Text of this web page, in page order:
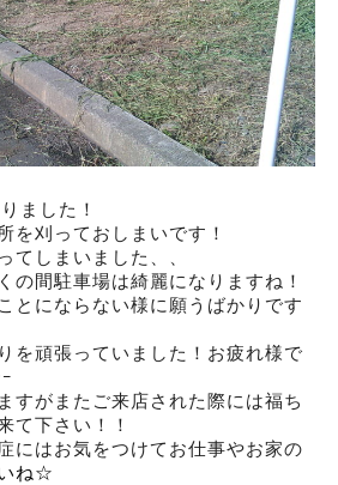
ました！
を刈っておしまいです！
てしまいました、、
の間駐車場は綺麗になりますね！
とにならない様に願うばかりです
を頑張っていました！お疲れ様で
すがまたご来店された際には福ち
て下さい！！
にはお気をつけてお仕事やお家の
ね☆